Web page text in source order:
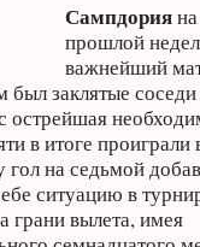
Сампдорияна
прошлой
важнейший
был заклятые
в итоге проиграли
на седьмой
ситуацию в
грани вылета, имея